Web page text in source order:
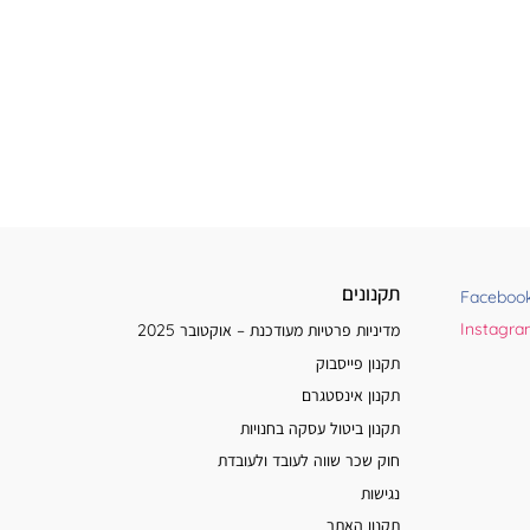
תקנונים
מדיניות פרטיות מעודכנת – אוקטובר 2025
תקנון פייסבוק
תקנון אינסטגרם
תקנון ביטול עסקה בחנויות
חוק שכר שווה לעובד ולעובדת
נגישות
תקנון האתר